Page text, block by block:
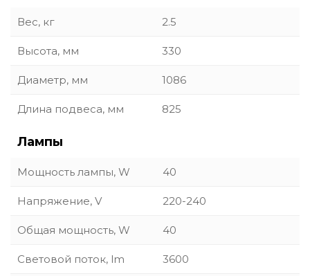
Вес, кг 2.5
Высота, мм 330
Диаметр, мм 1086
Длина подвеса, мм 825
Лампы
Мощность лампы, W 40
Напряжение, V 220-240
Общая мощность, W 40
Световой поток, lm 3600